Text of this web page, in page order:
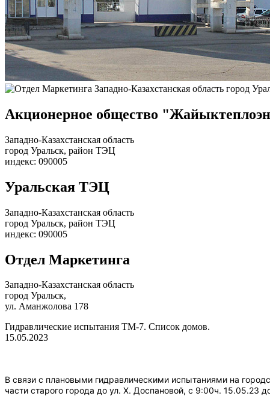
Акционерное общество
Западно-Казахстанская область
город Уральск, район ТЭЦ
индекс: 090005
Уральская ТЭЦ
Западно-Казахстанская область
город Уральск, район ТЭЦ
индекс: 090005
Отдел Маркетинга
Западно-Казахстанская область
город Уральск,
ул. Аманжолова 178
Гидравлические испытания ТМ-7. Список домов.
15.05.2023
В связи с плановыми гидравлическими испытаниями на
части старого города до ул. Х. Доспановой, с 9:00ч. 15.05.23